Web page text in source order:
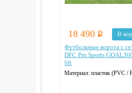
18 490Р
В
Футбольные ворота с
DFC Pro Sports
6ft
Материал: пластик (PVC /